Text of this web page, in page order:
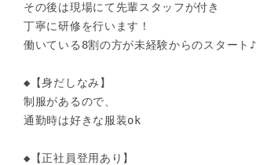
その後は現場にて先輩スタッフが付き
丁寧に研修を行います！
働いている8割の方が未経験からのスタート♪
◆【身だしなみ】
制服があるので、
通勤時は好きな服装ok
◆【正社員登用あり】